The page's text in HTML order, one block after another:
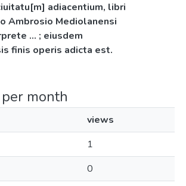
adiacentium, libri
Ambrosio Mediolanensi
... ; eiusdem
finis operis adicta est.
month
views
1
0